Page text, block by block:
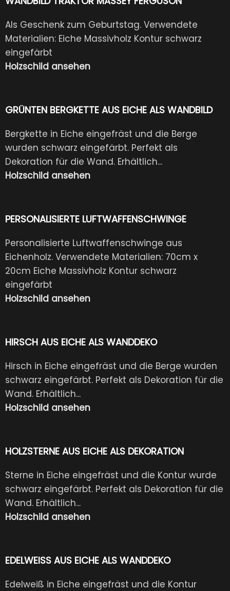
Als Geschenk zum Geburtstag. Verwendete
Materialien: Eiche Massivholz Kontur schwarz
eingefärbt
Holzschild ansehen
GRÜNTEN BERGKETTE AUS EICHE ALS WANDBILD
Bergkette in Eiche eingefräst und die Berge
wurden schwarz eingefärbt. Perfekt als
Dekoration für die Wand. Erhältlich...
Holzschild ansehen
PERSONALISIERTE LUFTWAFFENSCHWINGE
Personalisierte Luftwaffenschwinge aus
Eichenholz. Verwendete Materialien: 70cm x
20cm Eiche Massivholz Kontur schwarz
eingefärbt
Holzschild ansehen
HIRSCH AUS EICHE ALS WANDDEKO
Hirsch in Eiche eingefräst und die Berge wurden
schwarz eingefärbt. Perfekt als Dekoration für die
Wand. Erhältlich...
Holzschild ansehen
HOLZSTERNE AUS EICHE ALS DEKORATION
Sterne in Eiche eingefräst und die Kontur wurde
schwarz eingefärbt. Perfekt als Dekoration für die
Wand. Erhältlich...
Holzschild ansehen
EDELWEISS AUS EICHE ALS WANDDEKO
Edelweiß in Eiche eingefräst und die Kontur